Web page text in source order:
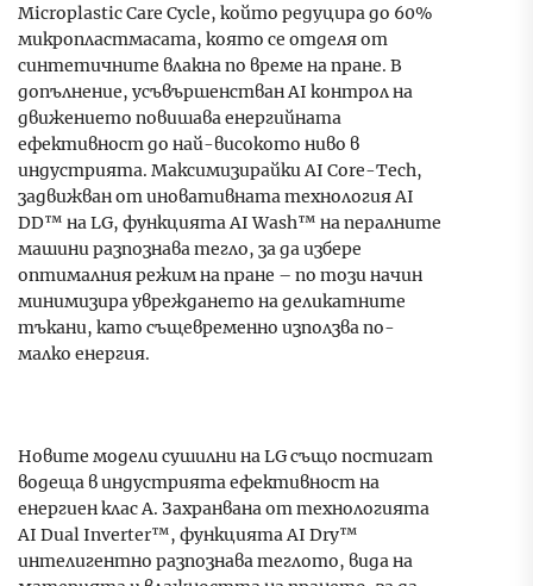
Microplastic Care Cycle, който редуцира до 60%
микропластмасата, която се отделя от
синтетичните влакна по време на пране. В
допълнение, усъвършенстван AI контрол на
движението повишава енергийната
ефективност до най-високото ниво в
индустрията. Максимизирайки AI Core-Tech,
задвижван от иновативната технология AI
DD™ на LG, функцията AI Wash™ на пералните
машини разпознава тегло, за да избере
оптималния режим на пране – по този начин
минимизира увреждането на деликатните
тъкани, като същевременно използва по-
малко енергия.
Новите модели сушилни на LG също постигат
водеща в индустрията ефективност на
енергиен клас А. Захранвана от технологията
AI Dual Inverter™, функцията AI Dry™
интелигентно разпознава теглото, вида на